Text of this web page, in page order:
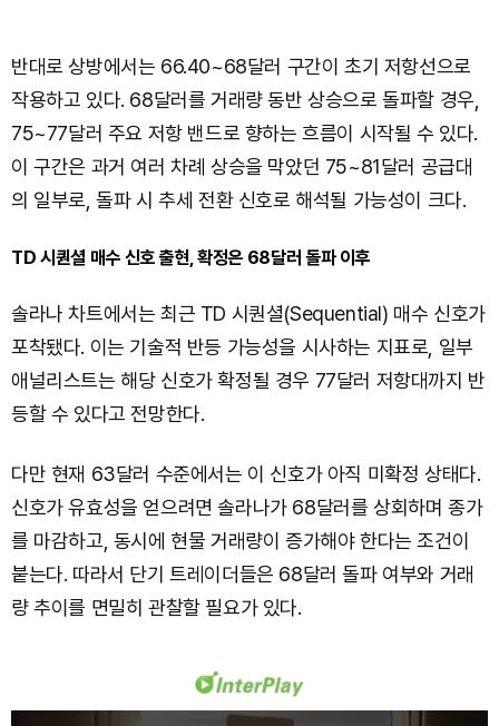
반대로 상방에서는 66.40~68달러 구간이 초기 저항선으로
작용하고 있다. 68달러를 거래량 동반 상승으로 돌파할 경우,
75~77달러 주요 저항 밴드로 향하는 흐름이 시작될 수 있다.
이 구간은 과거 여러 차례 상승을 막았던 75~81달러 공급대
의 일부로, 돌파 시 추세 전환 신호로 해석될 가능성이 크다.
TD 시퀀셜 매수 신호 출현, 확정은 68달러 돌파 이후
솔라나 차트에서는 최근 TD 시퀀셜(Sequential) 매수 신호가
포착됐다. 이는 기술적 반등 가능성을 시사하는 지표로, 일부
애널리스트는 해당 신호가 확정될 경우 77달러 저항대까지 반
등할 수 있다고 전망한다.
다만 현재 63달러 수준에서는 이 신호가 아직 미확정 상태다.
신호가 유효성을 얻으려면 솔라나가 68달러를 상회하며 종가
를 마감하고, 동시에 현물 거래량이 증가해야 한다는 조건이
붙는다. 따라서 단기 트레이더들은 68달러 돌파 여부와 거래
량 추이를 면밀히 관찰할 필요가 있다.